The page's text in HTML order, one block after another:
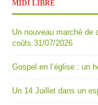
MIDI LIBRE
Un nouveau marché de
coûts 31/07/2026
Gospel en l’église : un
Un 14 Juillet dans un